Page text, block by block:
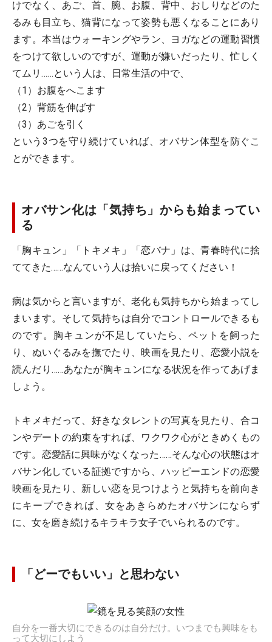
けでなく、あご、首、腕、お腹、背中、おしりなどのた
るみも目立ち、猫背になって姿勢も悪くなることにあり
ます。本当はウォーキングやラン、ヨガなどの運動習慣
をつけて欲しいのですが、運動が嫌いだったり、忙しく
てムリ……という人は、日常生活の中で、
（1）お腹をへこます
（2）背筋を伸ばす
（3）あごを引く
という3つを守り続けていれば、オバサン体型を防ぐこ
とができます。
オバサン化は「気持ち」からも始まってい
る
「胸キュン」「トキメキ」「恋バナ」は、青春時代に捨
ててきた……なんていう人は拾いに戻ってください！
病は気からと言いますが、老化も気持ちから始まってし
まいます。そして気持ちは自分でコントロールできるも
のです。胸キュンが不足していたら、ペットを飼った
り、ぬいぐるみを撫でたり、映画を見たり、恋愛小説を
読んだり……あなたが胸キュンになる状況を作ってあげま
しょう。
トキメキだって、好きなタレントの写真を見たり、合コ
ンやデートの約束をすれば、ワクワク心がときめくもの
です。恋愛話に興味がなくなった……そんな心の状態はオ
バサン化している証拠ですから、ハッピーエンドの恋愛
映画を見たり、新しい恋を見つけようと気持ちを前向き
にキープできれば、女をあきらめたオバサンにならず
に、女を磨き続けるキラキラ女子でいられるのです。
「どーでもいい」と思わない
自分を一番大切にできるのは自分だけ。いつまでも興味をも
って大切にしよう